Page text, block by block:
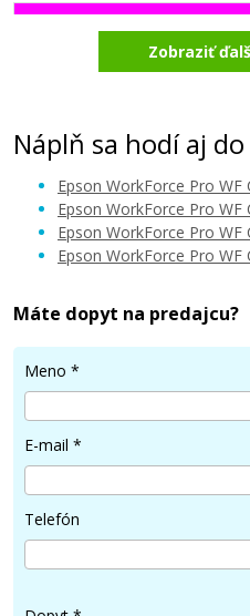
Kompatibilná
Kompatibilná
Zobraziť
Náplň sa hodí aj
Epson WorkForce Pro WF
Epson WorkForce Pro WF
Epson WorkForce Pro WF
Epson WorkForce Pro WF
Máte dopyt na predajcu?
Meno *
E-mail *
Telefón